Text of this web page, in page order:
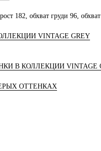
рост 182, обхват груди 96,
VINTAGE GREY
В КОЛЛЕКЦИИ
ОТТЕНКАХ